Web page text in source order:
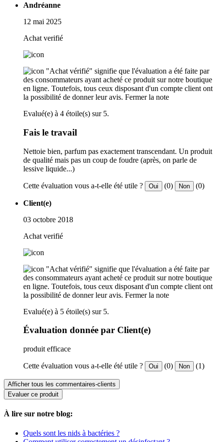
Andréanne
12 mai 2025
Achat verifié
"Achat vérifié" signifie que l'évaluation a été faite par
des consommateurs ayant acheté ce produit sur notre boutique
en ligne. Toutefois, tous ceux disposant d'un compte client ont
la possibilité de donner leur avis. Fermer la note
Evalué(e) à 4 étoile(s) sur 5.
Fais le travail
Nettoie bien, parfum pas exactement transcendant. Un produit
de qualité mais pas un coup de foudre (après, on parle de
lessive liquide...)
Cette évaluation vous a-t-elle été utile ? Oui (0) Non (0)
Client(e)
03 octobre 2018
Achat verifié
"Achat vérifié" signifie que l'évaluation a été faite par
des consommateurs ayant acheté ce produit sur notre boutique
en ligne. Toutefois, tous ceux disposant d'un compte client ont
la possibilité de donner leur avis. Fermer la note
Evalué(e) à 5 étoile(s) sur 5.
Évaluation donnée par Client(e)
produit efficace
Cette évaluation vous a-t-elle été utile ? Oui (0) Non (1)
Afficher tous les commentaires-clients
Evaluer ce produit
À lire sur notre blog:
Quels sont les nids à bactéries ?